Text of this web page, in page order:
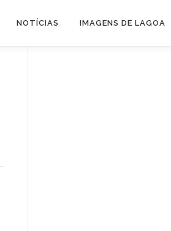
NOTÍCIAS IMAGENS DE LAGOA